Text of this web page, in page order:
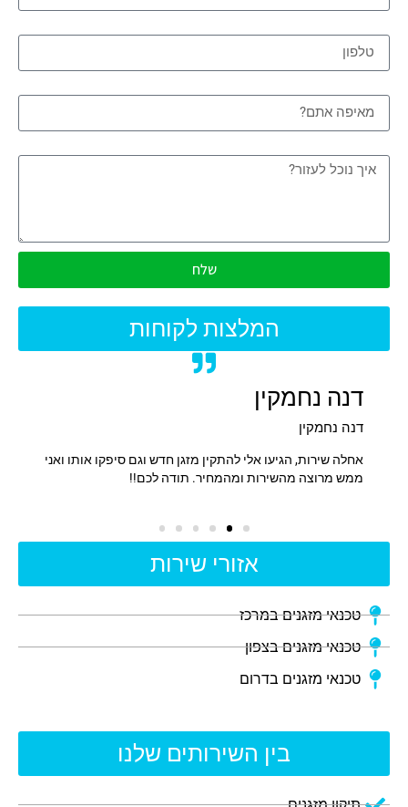
שלח
המלצות לקוחות
דנה נחמקין
דנה נחמקין
אחלה שירות, הגיעו אלי להתקין מזגן חדש וגם סיפקו אותו ואני
ממש מרוצה מהשירות ומהמחיר. תודה לכם!!
אזורי שירות
טכנאי מזגנים במרכז
טכנאי מזגנים בצפון
טכנאי מזגנים בדרום
בין השירותים שלנו